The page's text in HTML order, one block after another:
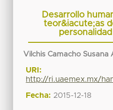
Desarrollo
teor&iacute;as
personalidad
Vilchis Camacho Susana
URI:
http://ri.uaemex.mx/
Fecha: 2015-12-18